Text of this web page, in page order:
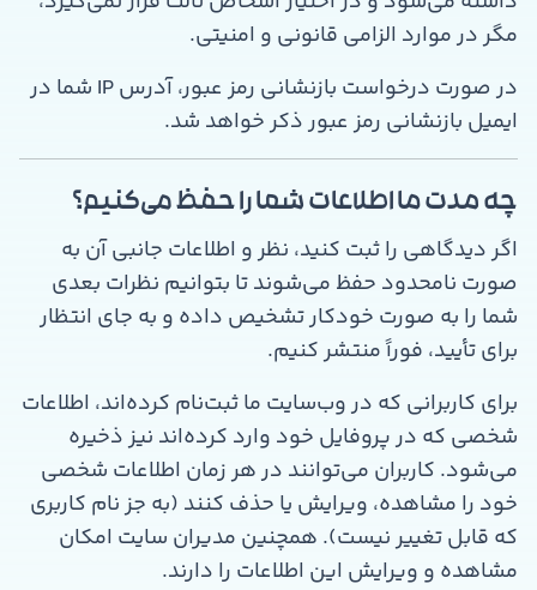
مگر در موارد الزامی قانونی و امنیتی.
در صورت درخواست بازنشانی رمز عبور، آدرس IP شما در
ایمیل بازنشانی رمز عبور ذکر خواهد شد.
چه مدت ما اطلاعات شما را حفظ می‌کنیم؟
اگر دیدگاهی را ثبت کنید، نظر و اطلاعات جانبی آن به
صورت نامحدود حفظ می‌شوند تا بتوانیم نظرات بعدی
شما را به صورت خودکار تشخیص داده و به جای انتظار
برای تأیید، فوراً منتشر کنیم.
برای کاربرانی که در وب‌سایت ما ثبت‌نام کرده‌اند، اطلاعات
شخصی که در پروفایل خود وارد کرده‌اند نیز ذخیره
می‌شود. کاربران می‌توانند در هر زمان اطلاعات شخصی
خود را مشاهده، ویرایش یا حذف کنند (به جز نام کاربری
که قابل تغییر نیست). همچنین مدیران سایت امکان
مشاهده و ویرایش این اطلاعات را دارند.